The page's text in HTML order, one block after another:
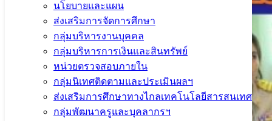
นโยบายและแผน
ส่งเสริมการจัดการศึกษา
กลุ่มบริหารงานบุคคล
กลุ่มบริหารการเงินและสินทรัพย์
หน่วยตรวจสอบภายใน
กลุ่มนิเทศติดตามและประเมินผลฯ
ส่งเสริมการศึกษาทางไกลเทคโนโลยีสารสนเทศ
กลุ่มพัฒนาครูและบุคลากรฯ